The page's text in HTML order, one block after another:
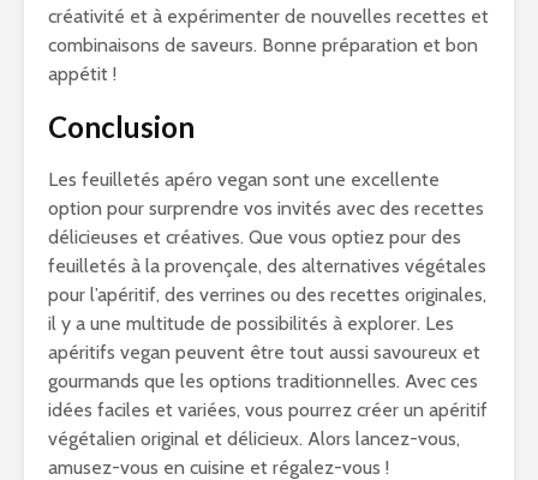
créativité et à expérimenter de nouvelles recettes et
combinaisons de saveurs. Bonne préparation et bon
appétit !
Conclusion
Les feuilletés apéro vegan sont une excellente
option pour surprendre vos invités avec des recettes
délicieuses et créatives. Que vous optiez pour des
feuilletés à la provençale, des alternatives végétales
pour l’apéritif, des verrines ou des recettes originales,
il y a une multitude de possibilités à explorer. Les
apéritifs vegan peuvent être tout aussi savoureux et
gourmands que les options traditionnelles. Avec ces
idées faciles et variées, vous pourrez créer un apéritif
végétalien original et délicieux. Alors lancez-vous,
amusez-vous en cuisine et régalez-vous !